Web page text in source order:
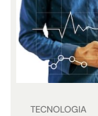
TECNOLOGIA